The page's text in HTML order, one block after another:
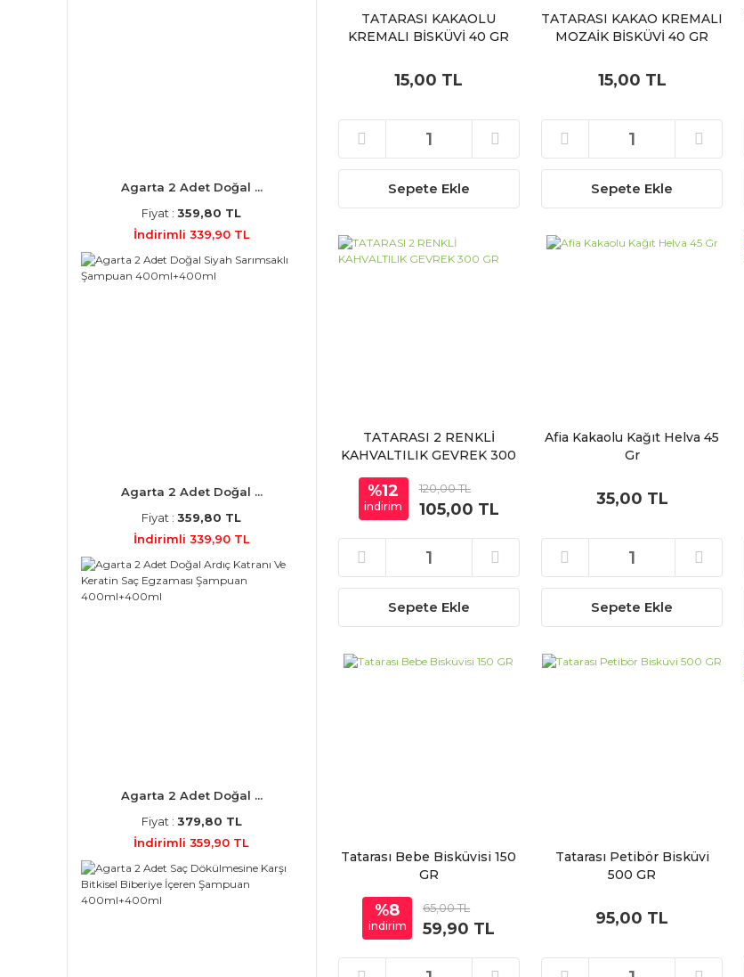
Agarta 2 Adet Doğal ...
Fiyat :359,80 TL
İndirimli 339,90 TL
Agarta 2 Adet Doğal ...
Fiyat :359,80 TL
İndirimli 339,90 TL
Agarta 2 Adet Doğal ...
Fiyat : 379,80 TL
İndirimli 359,90 TL
TATARASI KAKAOLU
KREMALI BİSKÜVİ 40 GR
15,00 TL
Sepete Ekle
TATARASI KAKAO KREMALI
MOZAİK BİSKÜVİ 40 GR
15,00 TL
Sepete Ekle
TATARASI 2 RENKLİ
KAHVALTILIK GEVREK 300
%12
indirim
120,00 TL
105,00 TL
Sepete Ekle
Afia Kakaolu Kağıt Helva 45
Gr
35,00 TL
Sepete Ekle
Tatarası Bebe Bisküvisi 150
GR
%8
indirim
65,00 TL
59,90 TL
Tatarası Petibör Bisküvi
500 GR
95,00 TL